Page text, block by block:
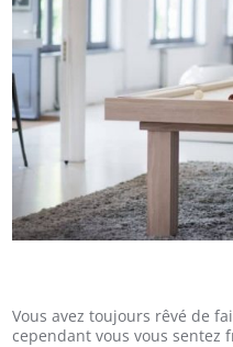
Vous avez toujours rêvé de
cependant vous vous sentez